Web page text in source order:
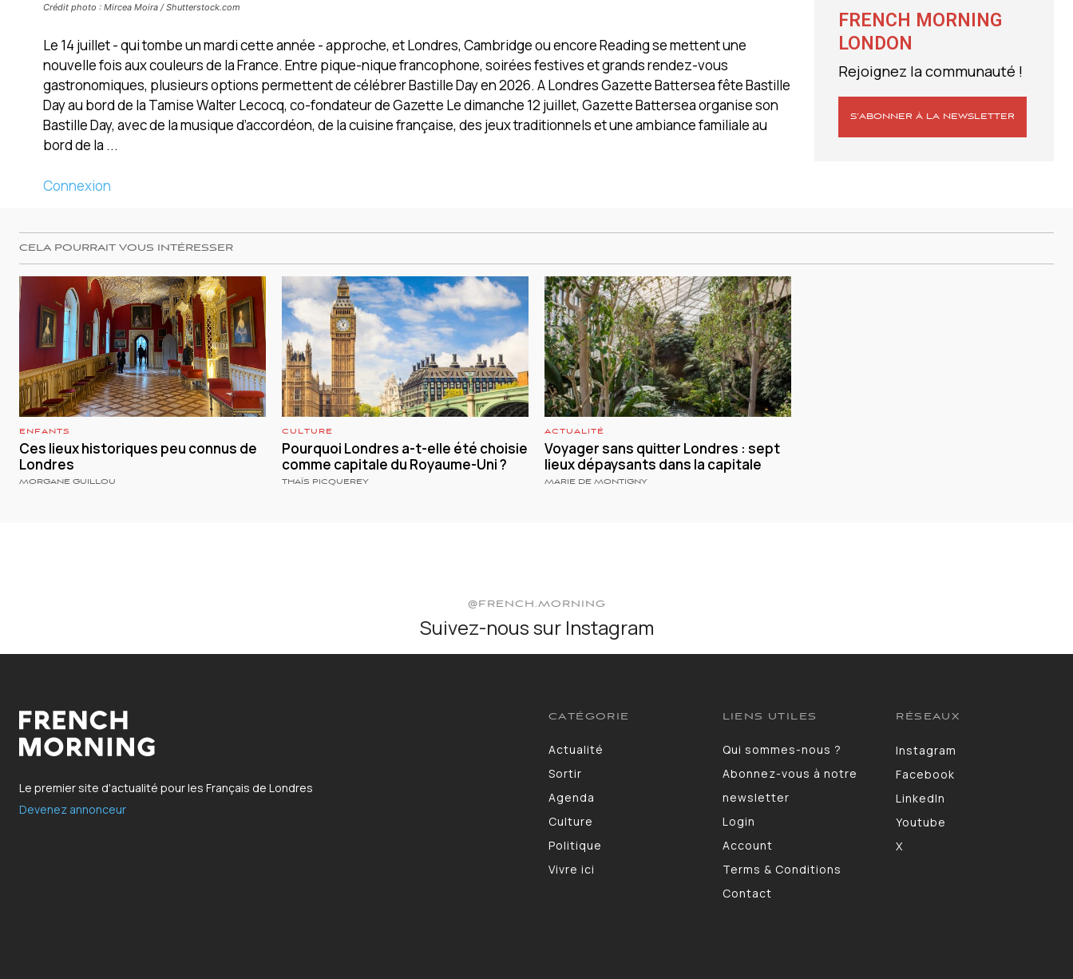
Crédit photo : Mircea Moira / Shutterstock.com
Le 14 juillet - qui tombe un mardi cette année - approche, et Londres, Cambridge ou encore Reading se mettent une
nouvelle fois aux couleurs de la France. Entre pique-nique francophone, soirées festives et grands rendez-vous
gastronomiques, plusieurs options permettent de célébrer Bastille Day en 2026. A Londres Gazette Battersea fête Bastille
Day au bord de la Tamise Walter Lecocq, co-fondateur de Gazette Le dimanche 12 juillet, Gazette Battersea organise son
Bastille Day, avec de la musique d’accordéon, de la cuisine française, des jeux traditionnels et une ambiance familiale au
bord de la ...
Connexion
FRENCH MORNING
LONDON
Rejoignez la communauté !
S’ABONNER À LA NEWSLETTER
CELA POURRAIT VOUS INTÉRESSER
ENFANTS
Ces lieux historiques peu connus de
Londres
MORGANE GUILLOU
CULTURE
Pourquoi Londres a-t-elle été choisie
comme capitale du Royaume-Uni ?
THAÏS PICQUEREY
ACTUALITÉ
Voyager sans quitter Londres : sept
lieux dépaysants dans la capitale
MARIE DE MONTIGNY
@FRENCH.MORNING
Suivez-nous sur Instagram
Le premier site d'actualité pour les Français de Londres
Devenez annonceur
CATÉGORIE
Actualité
Sortir
Agenda
Culture
Politique
Vivre ici
LIENS UTILES
Qui sommes-nous ?
Abonnez-vous à notre
newsletter
Login
Account
Terms & Conditions
Contact
RÉSEAUX
Instagram
Facebook
LinkedIn
Youtube
X